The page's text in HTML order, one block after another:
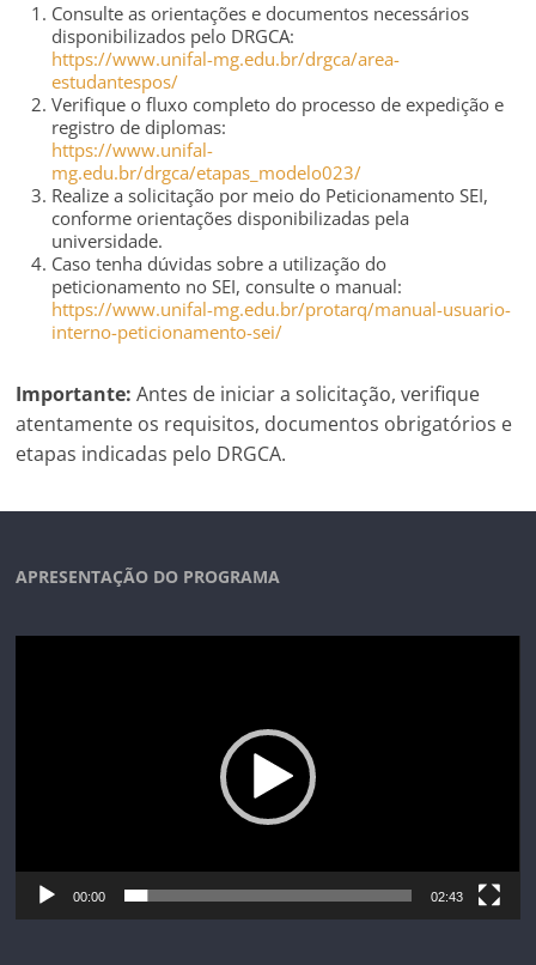
Consulte as orientações e documentos necessários
disponibilizados pelo DRGCA:
https://www.unifal-mg.edu.br/drgca/area-
estudantespos/
Verifique o fluxo completo do processo de expedição e
registro de diplomas:
https://www.unifal-
mg.edu.br/drgca/etapas_modelo023/
Realize a solicitação por meio do Peticionamento SEI,
conforme orientações disponibilizadas pela
universidade.
Caso tenha dúvidas sobre a utilização do
peticionamento no SEI, consulte o manual:
https://www.unifal-mg.edu.br/protarq/manual-usuario-
interno-peticionamento-sei/
Importante: Antes de iniciar a solicitação, verifique
atentamente os requisitos, documentos obrigatórios e
etapas indicadas pelo DRGCA.
APRESENTAÇÃO DO PROGRAMA
00:00 02:43